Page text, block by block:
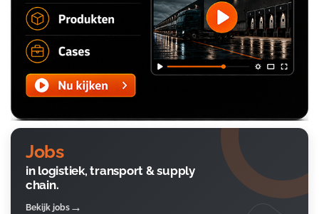
Jobs
in logistiek, transport & supply
chain.
Bekijk jobs